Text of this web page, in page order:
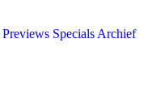
Previews Specials Archief